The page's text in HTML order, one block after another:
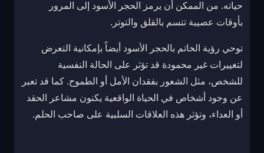
حياته. من الممكن أن يرمز الحجر الأسود إلى المرور
بأوقات عصيبة تتسم بالقلق والتوتر.
توحي رؤية الخاتم بالحجر الأسود أيضاً بإمكانية التعرض
لتغييرات غير محمودة قد تؤثر على الحالة النفسية
للشخص، مثل الشعور بفقدان الأمل أو الطموح. كما قد تعبر
عن وجود أشخاص في الحياة الواقعية يكنون مشاعر الحقد
أو العداء، وتؤثر هذه العلاقات السلبية على صاحب الحلم.